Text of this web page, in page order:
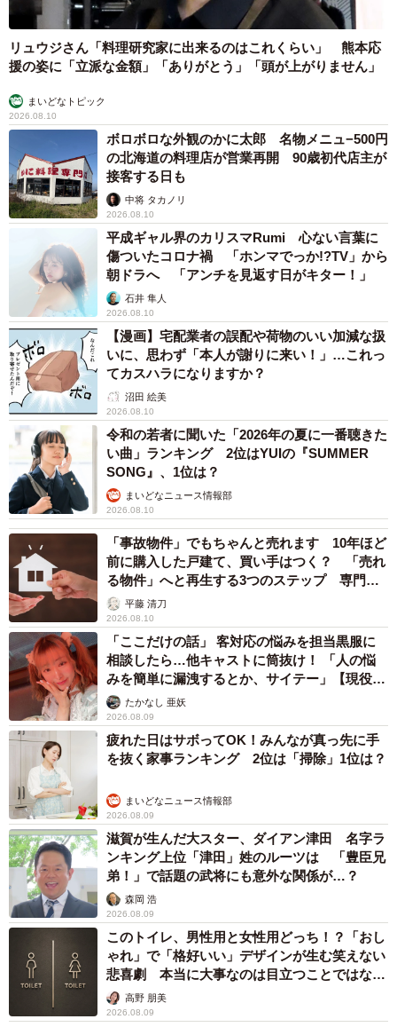
リュウジさん「料理研究家に出来るのはこれくらい」 熊本応
援の姿に「立派な金額」「ありがとう」「頭が上がりません」
まいどなトピック
2026.08.10
ボロボロな外観のかに太郎 名物メニュ−500円
の北海道の料理店が営業再開 90歳初代店主が
接客する日も
中将 タカノリ
2026.08.10
平成ギャル界のカリスマRumi 心ない言葉に
傷ついたコロナ禍 「ホンマでっか!?TV」から
朝ドラへ 「アンチを見返す日がキター！」
石井 隼人
2026.08.10
【漫画】宅配業者の誤配や荷物のいい加減な扱
いに、思わず「本人が謝りに来い！」…これっ
てカスハラになりますか？
沼田 絵美
2026.08.10
令和の若者に聞いた「2026年の夏に一番聴きた
い曲」ランキング 2位はYUIの『SUMMER
SONG』、1位は？
まいどなニュース情報部
2026.08.10
「事故物件」でもちゃんと売れます 10年ほど
前に購入した戸建て、買い手はつく？ 「売れ
る物件」へと再生する3つのステップ 専門家
が解説平藤 清刀
2026.08.10
「ここだけの話」 客対応の悩みを担当黒服に
相談したら…他キャストに筒抜け！ 「人の悩
みを簡単に漏洩するとか、サイテー」【現役キ
ャストに取材】
たかなし 亜妖
2026.08.09
疲れた日はサボってOK！みんなが真っ先に手
を抜く家事ランキング 2位は「掃除」1位は？
まいどなニュース情報部
2026.08.09
滋賀が生んだ大スター、ダイアン津田 名字ラ
ンキング上位「津田」姓のルーツは 「豊臣兄
弟！」で話題の武将にも意外な関係が…？
森岡 浩
2026.08.09
このトイレ、男性用と女性用どっち！？「おし
ゃれ」で「格好いい」デザインが生む笑えない
悲喜劇 本当に大事なのは目立つことではな
く…高野 朋美
2026.08.09